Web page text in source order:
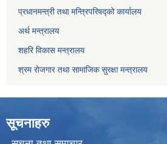
प्रधानमन्त्री तथा मन्त्रिपरिषद्को कार्यालय
अर्थ मन्त्रालय
शहरि विकास मन्त्रालय
श्रम रोजगार तथा सामाजिक सुरक्षा मन्त्रालय
सूचनाहरु